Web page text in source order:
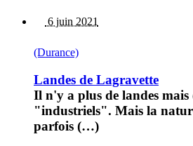
6 juin 2021
(Durance)
Landes de Lagravette
Il n'y a plus de landes mais
"industriels". Mais la
parfois (…)